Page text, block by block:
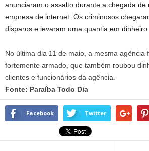
anunciaram o assalto durante a chegada de
empresa de internet. Os criminosos
disparos e levaram uma quantia em dinheiro
No última dia 11 de maio, a mesma agência
fortemente armado, que também roubou
clientes e funcionários da agência.
Fonte: Paraíba Todo Dia
Facebook Twitter